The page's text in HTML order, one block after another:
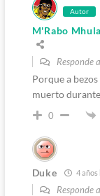
Autor
M'Rabo
Responde a
Porque a
muerto
0
Duke 4 años
Responde a